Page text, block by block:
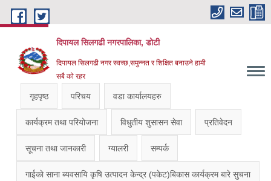
Skip to main content
दिपायल सिलगढी नगरपालिका, डोटी
दिपायल सिलगढी नगर स्वच्छ,समुन्नत र शिक्षित बनाउने हामी
सबै को रहर
गृहपृष्ठ परिचय वडा कार्यालयहरु
कार्यक्रम तथा परियोजना विधुतीय शुसासन सेवा प्रतिवेदन
सूचना तथा जानकारी ग्यालरी सम्पर्क
गाईकाे साना ब्यवसायि कृषि उत्पादन केन्द्र (पकेट)बिकास कार्यक्रम बारे सुचना